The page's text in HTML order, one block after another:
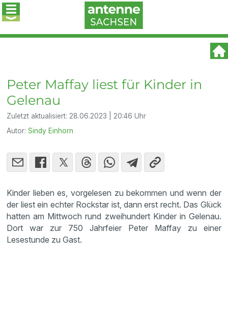
Peter Maffay liest für Kinder in
Gelenau
Zuletzt aktualisiert: 28.06.2023 | 20:46 Uhr
Autor:Sindy Einhorn
Kinder lieben es, vorgelesen zu bekommen und wenn der
der liest ein echter Rockstar ist, dann erst recht. Das Glück
hatten am Mittwoch rund zweihundert Kinder in Gelenau.
Dort war zur 750 Jahrfeier Peter Maffay zu einer
Lesestunde zu Gast.